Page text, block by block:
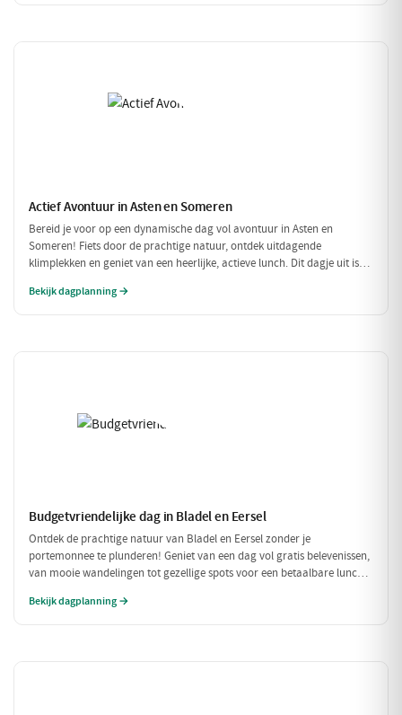
Actief Avontuur in Asten en Someren
Bereid je voor op een dynamische dag vol avontuur in Asten en
Someren! Fiets door de prachtige natuur, ontdek uitdagende
klimplekken en geniet van een heerlijke, actieve lunch. Dit dagje uit is
Bekijk dagplanning →
Budgetvriendelijke dag in Bladel en Eersel
Ontdek de prachtige natuur van Bladel en Eersel zonder je
portemonnee te plunderen! Geniet van een dag vol gratis belevenissen,
van mooie wandelingen tot gezellige spots voor een betaalbare lunch.
zonder dat je veel hoeft uit te geven.
Bekijk dagplanning →